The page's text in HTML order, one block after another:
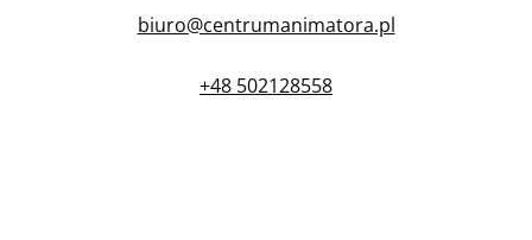
biuro@centrumanimatora.pl
+48 502128558